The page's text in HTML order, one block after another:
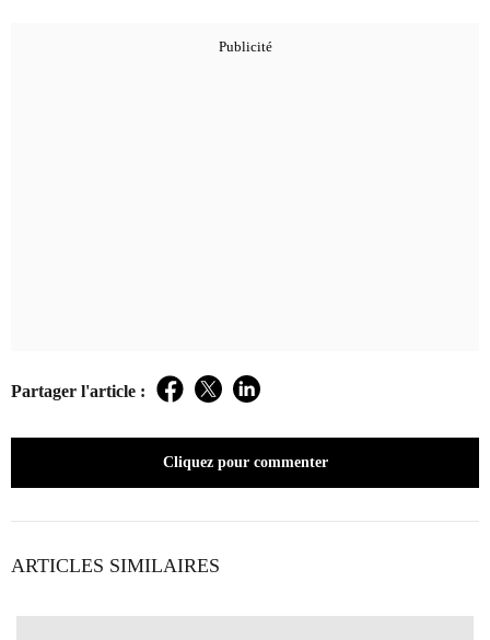
Partager l'article : Facebook
TwitterLinkedIn
Cliquez pour commenter
ARTICLES SIMILAIRES